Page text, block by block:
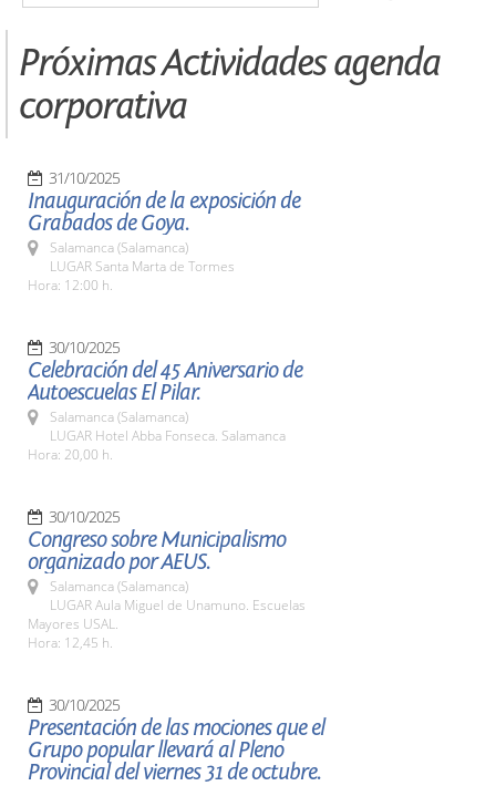
Próximas Actividades agenda
corporativa
31/10/2025
Inauguración de la exposición de
Grabados de Goya.
Salamanca (Salamanca)
LUGAR Santa Marta de Tormes
Hora: 12:00 h.
30/10/2025
Celebración del 45 Aniversario de
Autoescuelas El Pilar.
Salamanca (Salamanca)
LUGAR Hotel Abba Fonseca. Salamanca
Hora: 20,00 h.
30/10/2025
Congreso sobre Municipalismo
organizado por AEUS.
Salamanca (Salamanca)
LUGAR Aula Miguel de Unamuno. Escuelas
Mayores USAL.
Hora: 12,45 h.
30/10/2025
Presentación de las mociones que el
Grupo popular llevará al Pleno
Provincial del viernes 31 de octubre.